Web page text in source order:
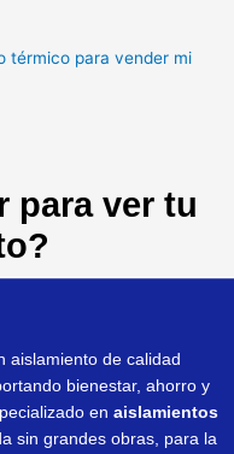
térmico para vender mi
para ver tu
aislamiento de calidad
bienestar, ahorro y
en aislamientos
sin grandes obras, para la